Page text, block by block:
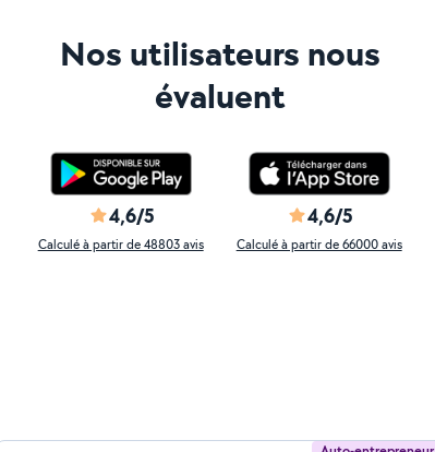
Nos utilisateurs nous
évaluent
4,6/5
Calculé à partir de 48803 avis
4,6/5
Calculé à partir de 66000 avis